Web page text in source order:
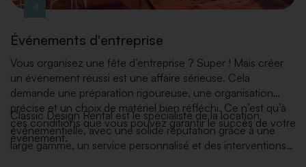
Événements d'entreprise
Vous organisez une fête d’entreprise ? Super ! Mais créer
un événement réussi est une affaire sérieuse. Cela
demande une préparation rigoureuse, une organisation
précise et un choix de matériel bien réfléchi. Ce n’est qu’à
ces conditions que vous pouvez garantir le succès de votre
événement.
Classic Design Rental est le spécialiste de la location
événementielle, avec une solide réputation grâce à une
large gamme, un service personnalisé et des interventions